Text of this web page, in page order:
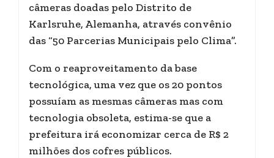
câmeras doadas pelo Distrito de
Karlsruhe, Alemanha, através convênio
das “50 Parcerias Municipais pelo Clima”.
Com o reaproveitamento da base
tecnológica, uma vez que os 20 pontos
possuíam as mesmas câmeras mas com
tecnologia obsoleta, estima-se que a
prefeitura irá economizar cerca de R$ 2
milhões dos cofres públicos.